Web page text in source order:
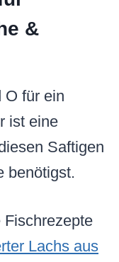
&
O für ein
ist eine
Saftigen
benötigst.
Lachs aus